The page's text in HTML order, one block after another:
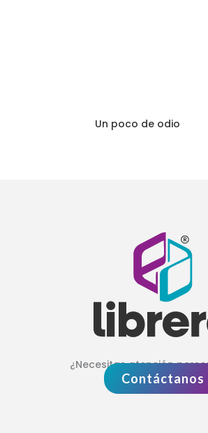
Un poco de odio
¿Necesitas atención
Contáctanos